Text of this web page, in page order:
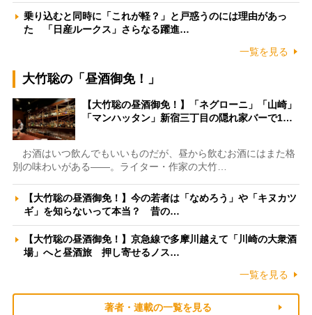
乗り込むと同時に「これが軽？」と戸惑うのには理由があっ
た 「日産ルークス」さらなる躍進…
一覧を見る
大竹聡の「昼酒御免！」
【大竹聡の昼酒御免！】「ネグローニ」「山崎」
「マンハッタン」新宿三丁目の隠れ家バーで1…
お酒はいつ飲んでもいいものだが、昼から飲むお酒にはまた格
別の味わいがある――。ライター・作家の大竹…
【大竹聡の昼酒御免！】今の若者は「なめろう」や「キヌカツ
ギ」を知らないって本当？ 昔の…
【大竹聡の昼酒御免！】京急線で多摩川越えて「川崎の大衆酒
場」へと昼酒旅 押し寄せるノス…
一覧を見る
著者・連載の一覧を見る